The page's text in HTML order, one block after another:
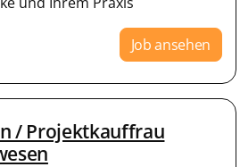
Job ansehen
/ Projektkauffrau